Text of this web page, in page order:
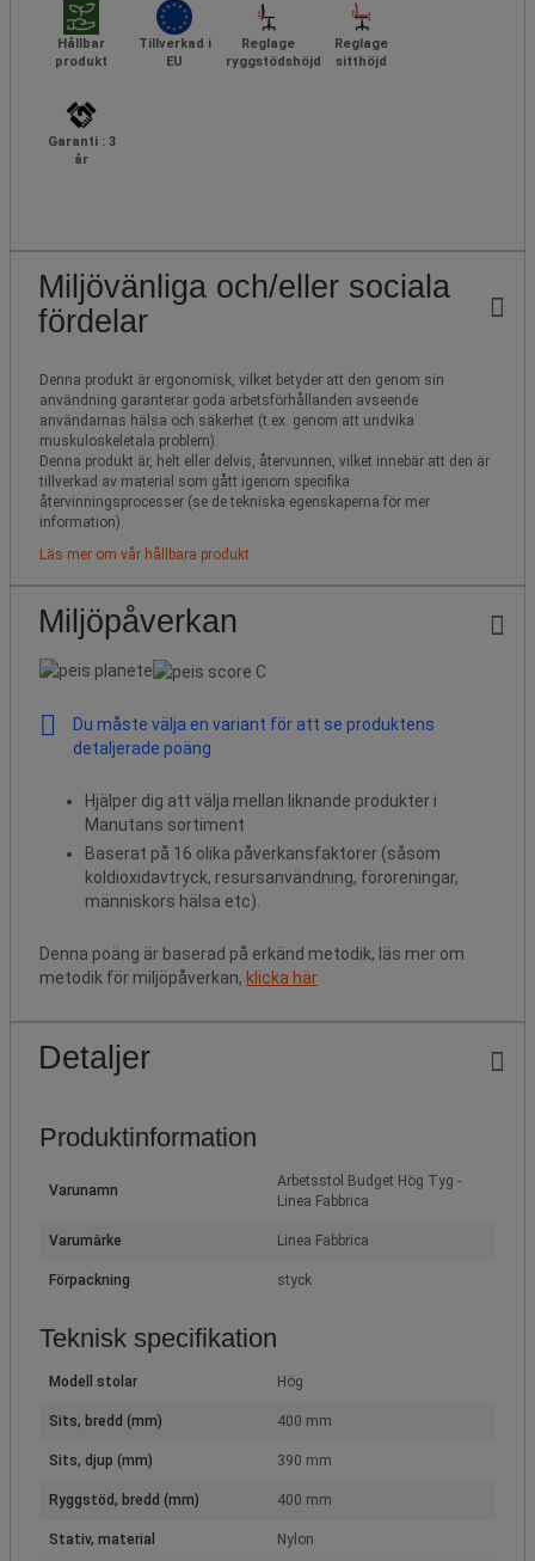
Hållbar
produkt
Tillverkad i
EU
Reglage
ryggstödshöjd
Reglage
sitthöjd
Garanti : 3
år
Miljövänliga och/eller sociala
fördelar
Denna produkt är ergonomisk, vilket betyder att den genom sin
användning garanterar goda arbetsförhållanden avseende
användarnas hälsa och säkerhet (t.ex. genom att undvika
muskuloskeletala problem).
Denna produkt är, helt eller delvis, återvunnen, vilket innebär att den är
tillverkad av material som gått igenom specifika
återvinningsprocesser (se de tekniska egenskaperna för mer
information).
Läs mer om vår hållbara produkt
Miljöpåverkan
Du måste välja en variant för att se produktens
detaljerade poäng
Hjälper dig att välja mellan liknande produkter i
Manutans sortiment
Baserat på 16 olika påverkansfaktorer (såsom
koldioxidavtryck, resursanvändning, föroreningar,
människors hälsa etc).
Denna poäng är baserad på erkänd metodik, läs mer om
metodik för miljöpåverkan, klicka här
Detaljer
Produktinformation
Varunamn
Arbetsstol Budget Hög Tyg -
Linea Fabbrica
Varumärke Linea Fabbrica
Förpackning styck
Teknisk specifikation
Modell stolar Hög
Sits, bredd (mm) 400 mm
Sits, djup (mm) 390 mm
Ryggstöd, bredd (mm) 400 mm
Stativ, material Nylon